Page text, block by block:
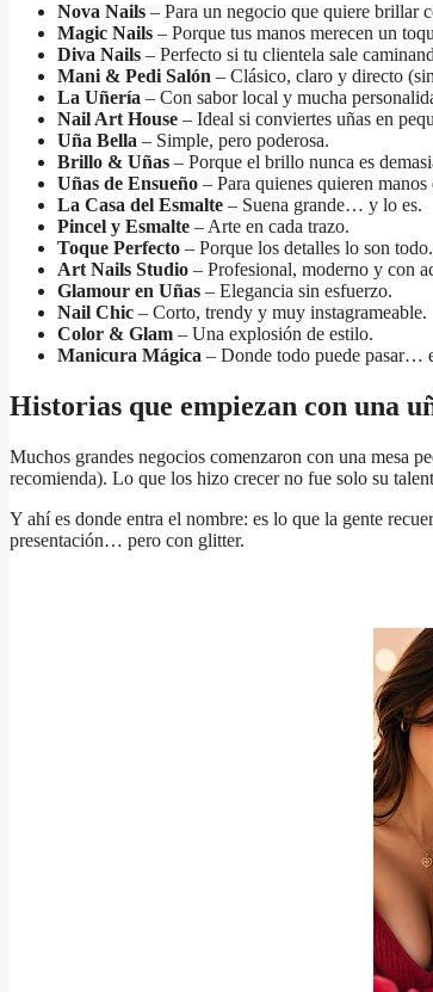
Nova Nails – Para un negocio que quiere brillar
Magic Nails – Porque tus manos merecen un
Diva Nails – Perfecto si tu clientela sale
Mani & Pedi Salón – Clásico, claro y directo
La Uñería – Con sabor local y mucha
Nail Art House – Ideal si conviertes uñas en
Uña Bella – Simple, pero poderosa.
Brillo & Uñas – Porque el brillo nunca es
Uñas de Ensueño – Para quienes quieren
La Casa del Esmalte – Suena grande… y lo es.
Pincel y Esmalte – Arte en cada trazo.
Toque Perfecto – Porque los detalles lo son todo.
Art Nails Studio – Profesional, moderno y con
Glamour en Uñas – Elegancia sin esfuerzo.
Nail Chic – Corto, trendy y muy instagrameable.
Color & Glam – Una explosión de estilo.
Manicura Mágica – Donde todo puede pasar…
Historias que empiezan con una
Muchos grandes negocios comenzaron con una mesa
recomienda). Lo que los hizo crecer no fue solo su
Y ahí es donde entra el nombre: es lo que la gente
presentación… pero con glitter.